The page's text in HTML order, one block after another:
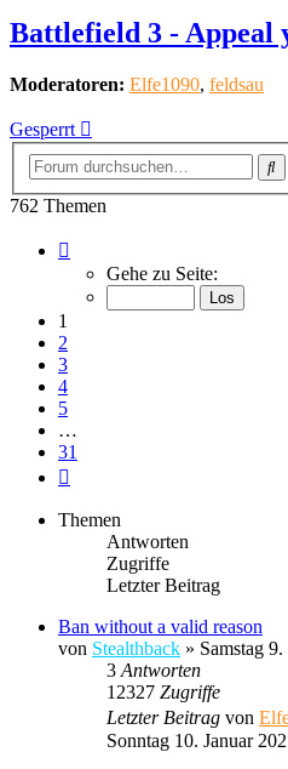
Battlefield 3 - Appeal
Moderatoren: Elfe1090, feldsau
Gesperrt
762 Themen
von
Gehe zu Seite:
1
2
3
4
5
…
31
Themen
Antworten
Zugriffe
Letzter Beitrag
Ban without a valid reason
von Stealthback » Samstag
3 Antworten
12327 Zugriffe
Letzter Beitrag von
Sonntag 10. Januar